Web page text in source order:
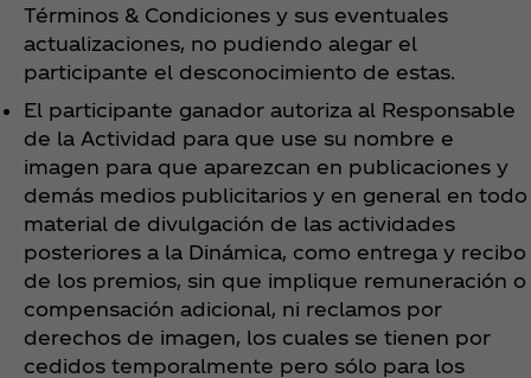
Términos & Condiciones y sus eventuales
actualizaciones, no pudiendo alegar el
participante el desconocimiento de estas.
El participante ganador autoriza al Responsable
de la Actividad para que use su nombre e
imagen para que aparezcan en publicaciones y
demás medios publicitarios y en general en todo
material de divulgación de las actividades
posteriores a la Dinámica, como entrega y recibo
de los premios, sin que implique remuneración o
compensación adicional, ni reclamos por
derechos de imagen, los cuales se tienen por
cedidos temporalmente pero sólo para los